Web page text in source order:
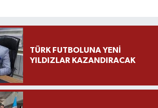
TÜRK FUTBOLUNA YENİ
YILDIZLAR KAZANDIRACAK